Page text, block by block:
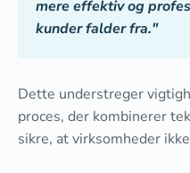
mere effektiv og
kunder falder fra."
Dette understreger
proces, der kombinerer
sikre, at virksomheder